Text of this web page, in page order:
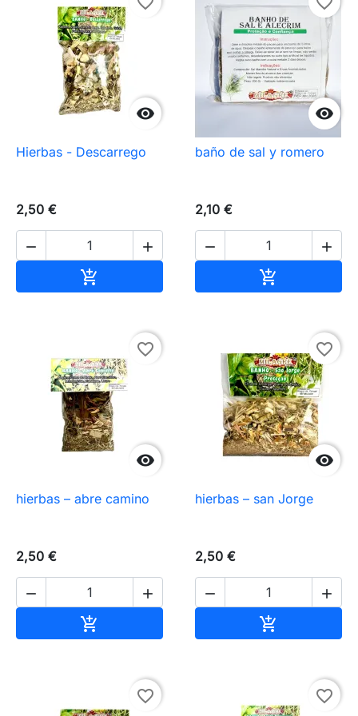

Hierbas - Descarrego
2,50 €
 


baño de sal y romero
2,10 €
 


favorite_border
hierbas – abre camino
2,50 €
 


favorite_border
hierbas – san Jorge
2,50 €
 

favorite_border favorite_border